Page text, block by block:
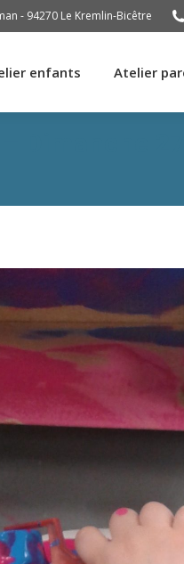
- 94270 Le Kremlin-Bicêtre
enfants Atelier
Atelier